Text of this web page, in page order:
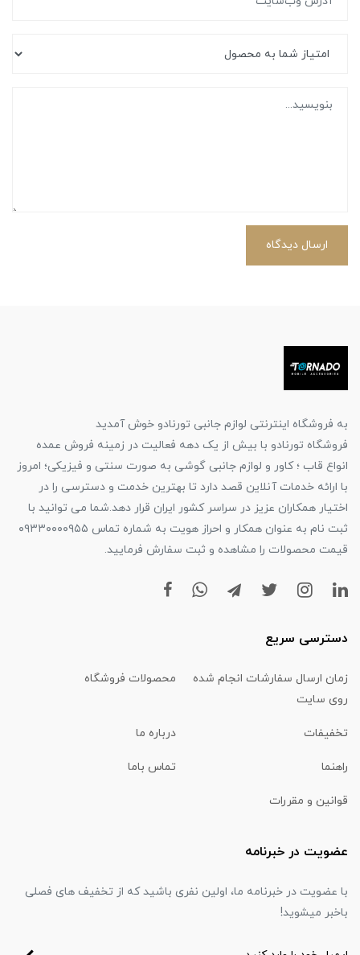
ارسال دیدگاه
به فروشگاه اینترنتی لوازم جانبی تورنادو خوش آمدید
فروشگاه تورنادو با بیش از یک دهه فعالیت در زمینه فروش عمده
انواع قاب ؛ کاور و لوازم جانبی گوشی به صورت سنتی و فیزیکی؛ امروز
با ارائه خدمات آنلاین قصد دارد تا بهترین خدمت و دسترسی را در
اختیار همکاران عزیز در سراسر کشور ایران قرار دهد.شما می توانید با
ثبت نام به عنوان همکار و احراز هویت به شماره تماس ۰۹۳۳۰۰۰۰۹۵۵
قیمت محصولات را مشاهده و ثبت سفارش فرمایید.
دسترسی سریع
زمان ارسال سفارشات انجام شده
روی سایت
محصولات فروشگاه
تخفیفات درباره ما
راهنما تماس باما
قوانین و مقررات
عضویت در خبرنامه
با عضویت در خبرنامه ما، اولین نفری باشید که از تخفیف های فصلی
باخبر میشوید!